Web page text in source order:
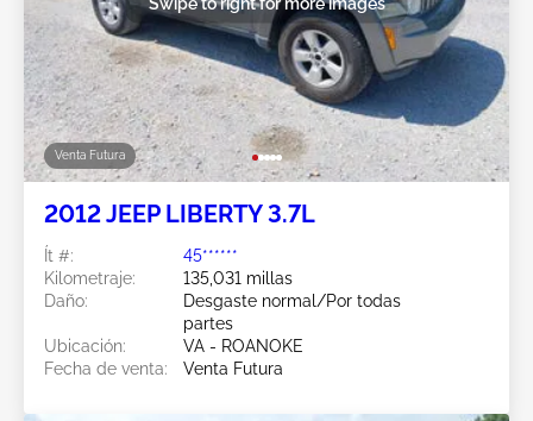
Venta Futura
2012 JEEP LIBERTY 3.7L
Ít #:
45******
Kilometraje:
135,031 millas
Daño:
Desgaste normal/Por todas
partes
Ubicación:
VA - ROANOKE
Fecha de venta:
Venta Futura